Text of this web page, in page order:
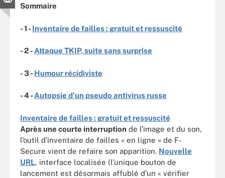
Sommaire
- 1 - Inventaire de failles : gratuit et ressuscité
- 2 - Attaque TKIP, suite sans surprise
- 3 - Humour récidiviste
- 4 - Autopsie d’un pseudo antivirus russe
Inventaire de failles : gratuit et ressuscité
Après une courte interruption de l’image et du son,
l’outil d’inventaire de failles « en ligne » de F-
Secure vient de refaire son apparition. Nouvelle
URL, interface localisée (l’unique bouton de
lancement est désormais affublé d’un « vérifier